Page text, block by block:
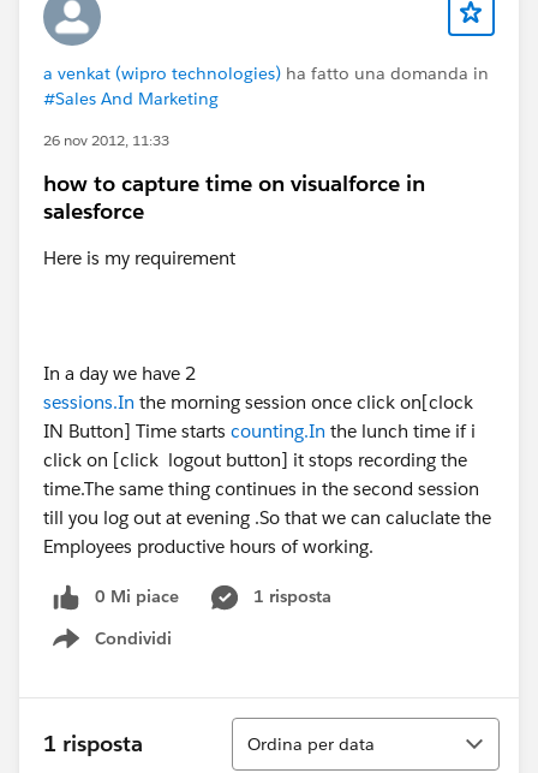
a venkat (wipro technologies) ha fatto una domanda in
#Sales And Marketing
26 nov 2012, 11:33
how to capture time on visualforce in
salesforce
Here is my requirement
In a day we have 2
sessions.In the morning session once click on[clock
IN Button] Time starts counting.In the lunch time if i
click on [click logout button] it stops recording the
time.The same thing continues in the second session
till you log out at evening .So that we can caluclate the
Employees productive hours of working.
0 Mi piace
1 risposta
Condividi
Show menu
1 risposta
Ordina
Ordina per data